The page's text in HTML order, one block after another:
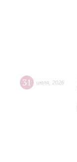
31 июля 2026